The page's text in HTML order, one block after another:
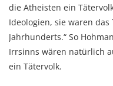
die Atheisten ein
Ideologien, sie waren
Jahrhunderts.“ So
Irrsinns wären natürlich
ein Tätervolk.